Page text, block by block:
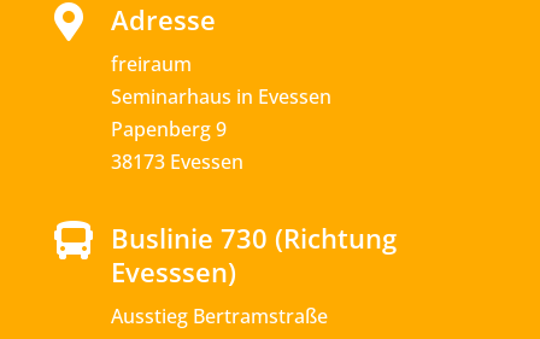
 Adresse
freiraum
Seminarhaus in Evessen
Papenberg 9
38173 Evessen
 Buslinie 730 (Richtung
Evesssen)
Ausstieg Bertramstraße